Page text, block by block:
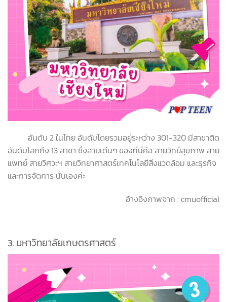
อันดับ 2 ในไทย อันดับโดยรวมอยู่ระหว่าง 301-320 มีสาขาติด
อันดับโลกถึง 13 สาขา ซึ่งสายเด่นๆ ของที่นี่คือ สายวิทย์สุขภาพ สาย
แพทย์ สายวิศวะฯ สายวิทยาศาสตร์เทคโนโลยีสิ่งแวดล้อม และธุรกิจ
และการจัดการ นั่นเองค่ะ
อ้างอิงภาพจาก : cmuofficial
3.มหาวิทยาลัยเกษตรศาสตร์